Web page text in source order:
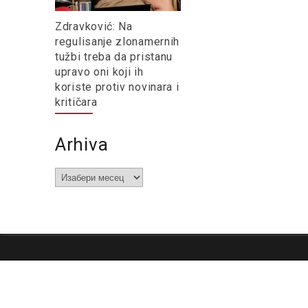
Zdravković: Na
regulisanje zlonamernih
tužbi treba da pristanu
upravo oni koji ih
koriste protiv novinara i
kritičara
Arhiva
Arhiva